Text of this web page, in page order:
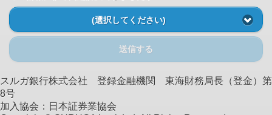
(選択してください)
送信する
スルガ銀行株式会社 登録金融機関 東海財務局長（登金）第
8号
加入協会：日本証券業協会